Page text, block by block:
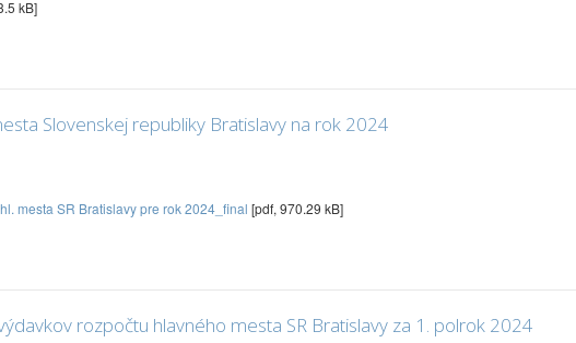
kB]
Slovenskej republiky Bratislavy na rok 2024
mesta SR Bratislavy pre rok 2024_final [pdf, 970.29 kB]
rozpočtu hlavného mesta SR Bratislavy za 1. polrok 2024